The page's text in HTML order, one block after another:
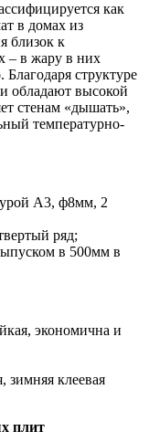
как
в домах из
близок к
– в жару в них
структуре
высокой
стенам «дышать»,
температурно-
А3, ф8мм, 2
ряд;
в 500мм в
экономична и
зимняя клеевая
плит